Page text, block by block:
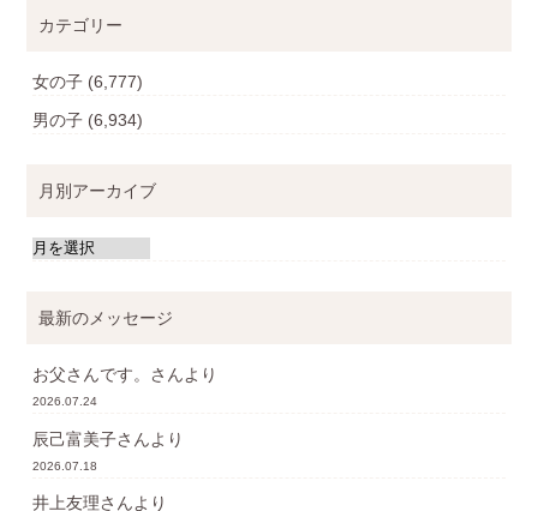
カテゴリー
女の子 (6,777)
男の子 (6,934)
月別アーカイブ
最新のメッセージ
お父さんです。 さんより
2026.07.24
辰己富美子さんより
2026.07.18
井上友理さんより